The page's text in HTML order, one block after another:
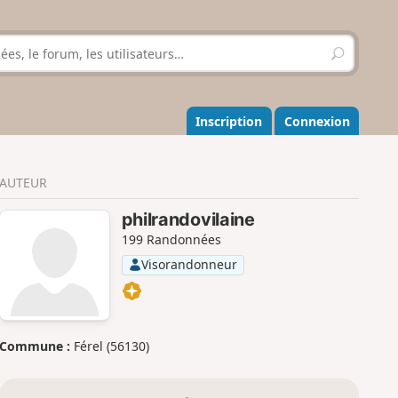
R
e
h
e
r
r
Inscription Connexion
AUTEUR
philrandovilaine
199 Randonnées
Visorandonneur
Commune : Férel (56130)